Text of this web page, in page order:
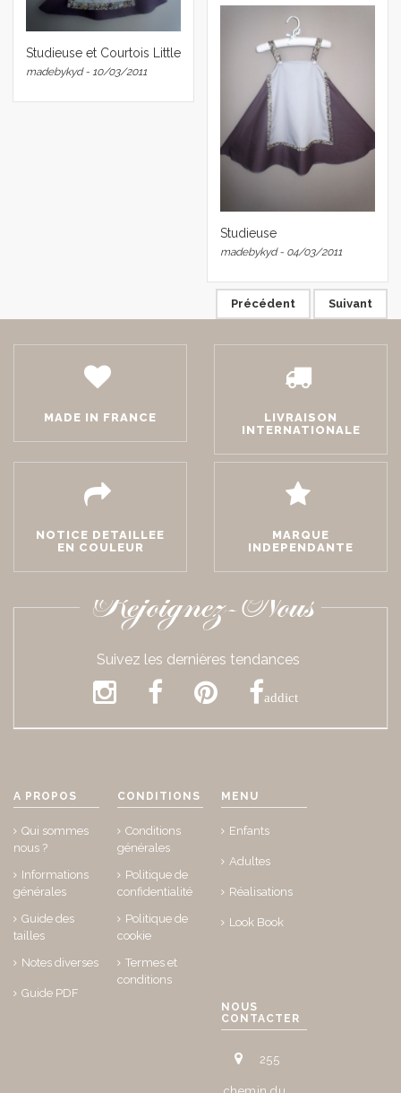
Studieuse et Courtois Little
madebykyd - 10/03/2011
Studieuse
madebykyd - 04/03/2011
Précédent Suivant
MADE IN FRANCE
LIVRAISON
INTERNATIONALE
NOTICE DETAILLEE
EN COULEUR
MARQUE
INDEPENDANTE
Rejoignez-Nous
Suivez les dernières tendances
addict
A PROPOS
Qui sommes
nous ?
Informations
générales
Guide des
tailles
Notes diverses
Guide PDF
CONDITIONS
Conditions
générales
Politique de
confidentialité
Politique de
cookie
Termes et
conditions
MENU
Enfants
Adultes
Réalisations
Look Book
NOUS
CONTACTER
255